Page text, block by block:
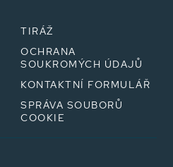
TIRÁŽ
OCHRANA
SOUKROMÝCH ÚDAJŮ
KONTAKTNÍ FORMULÁŘ
SPRÁVA SOUBORŮ
COOKIE